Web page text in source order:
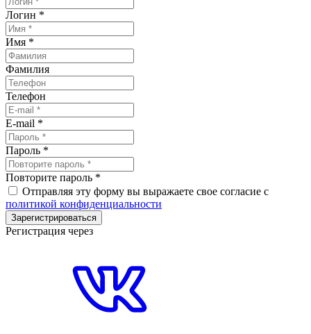
Логин *
Имя *
Фамилия
Телефон
E-mail *
Пароль *
Повторите пароль *
Отправляя эту форму вы выражаете свое согласие с
политикой конфиденциальности
Зарегистрироваться
Регистрация через